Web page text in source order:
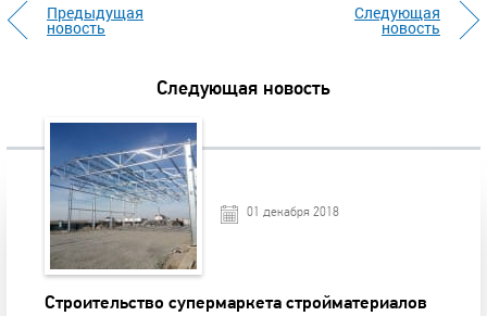
Предыдущая
новость
Следующая
новость
Следующая новость
01 декабря 2018
Строительство супермаркета стройматериалов